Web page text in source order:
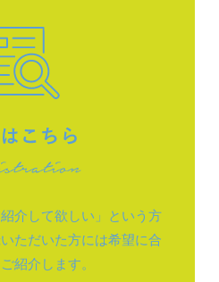
介して欲しい」という方
ただいた方には希望に合
紹介します。